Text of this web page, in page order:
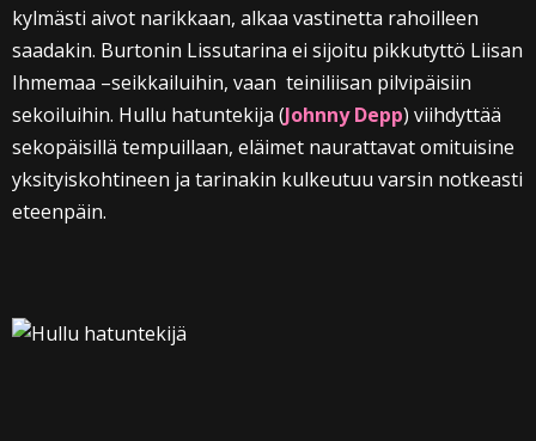
kylmästi aivot narikkaan, alkaa vastinetta rahoilleen
saadakin. Burtonin Lissutarina ei sijoitu pikkutyttö Liisan
Ihmemaa –seikkailuihin, vaan teiniliisan pilvipäisiin
sekoiluihin. Hullu hatuntekija (Johnny Depp) viihdyttää
sekopäisillä tempuillaan, eläimet naurattavat omituisine
yksityiskohtineen ja tarinakin kulkeutuu varsin notkeasti
eteenpäin.